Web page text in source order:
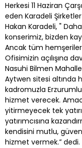
Herkesi 11 Haziran
eden Karadeli
Hakan Karadeli, "
konserimiz, bizden
Ancak tüm
Ofisimizin açılışına
Nasuhi Bilmen
Aytwen sitesi altında
kadromuzla
hizmet verecek.
yitirmeyecek tek
yatırımcısına
kendisini mutlu,
hizmet vermek.” dedi.